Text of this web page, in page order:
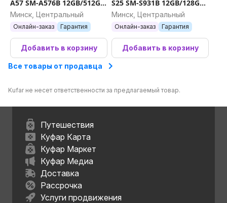
A57 SM-A576B 12GB/512GB
(синий)
Минск, Центральный
Онлайн-заказ Гарантия
Добавить в корзину
S25 SM-S931B 12GB/128GB
(синий)
Минск, Центральный
Онлайн-заказ Гарантия
Добавить в корзину
Все товары от продавца
Kufar не несет ответственности за предлагаемый товар.
Путешествия
Куфар Карта
Куфар Маркет
Куфар Медиа
Доставка
Рассрочка
Услуги продвижения